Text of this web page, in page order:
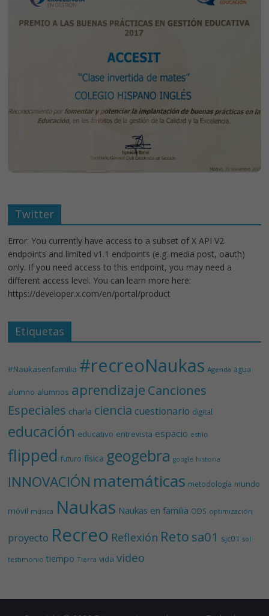
Twitter
Error: You currently have access to a subset of X API V2
endpoints and limited v1.1 endpoints (e.g. media post, oauth)
only. If you need access to this endpoint, you may need a
different access level. You can learn more here:
https://developer.x.com/en/portal/product
Etiquetas
#Naukasenfamilia #recreoNaukas Agenda agua
alumno alumnos aprendizaje Canciones
Especiales charla ciencia cuestionario digital
educación educativo entrevista espacio estilo
flipped futuro física geogebra google historia
INNOVACIÓN matemáticas metodología mundo
móvil música Naukas Naukas en familia ODS optimización
proyecto Recreo Reflexión Reto sa01 sjc01 sol
testimonio tiempo Tierra vida video